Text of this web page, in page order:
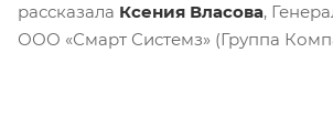
рассказала Ксения Власова,
ООО «Смарт Системз» (Группа